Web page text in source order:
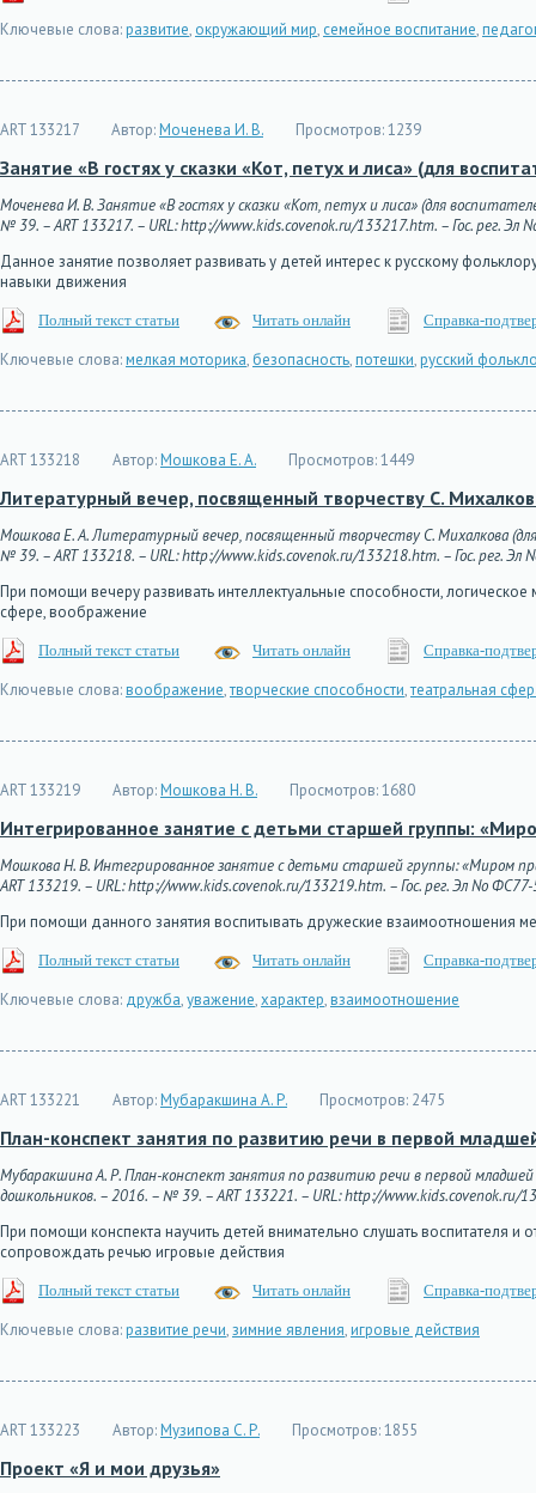
Ключевые слова:развитие, окружающий мир, семейное воспитание,
ART 133217 Автор:Моченева И. В. Просмотров:1239
Занятие «В гостях у сказки «Кот, петух и лиса» (для
Моченева И. В. Занятие «В гостях у сказки «Кот, петух и лиса» (для
№ 39. – ART 133217. – URL: http://www.kids.covenok.ru/133217.htm. – Гос. рег. Эл
Данное занятие позволяет развивать у детей интерес к русскому
навыки движения
Полный текст статьи Читать онлайн Справка-
Ключевые слова:мелкая моторика,безопасность,потешки,русский
ART 133218 Автор:Мошкова Е. А. Просмотров:1449
Литературный вечер, посвященный творчеству С.
Мошкова Е. А. Литературный вечер, посвященный творчеству С. Михалкова
№ 39. – ART 133218. – URL: http://www.kids.covenok.ru/133218.htm. – Гос. рег. Эл
При помощи вечеру развивать интеллектуальные способности,
сфере, воображение
Полный текст статьи Читать онлайн Справка-
Ключевые слова:воображение,творческие способности,театральная
ART 133219 Автор:Мошкова Н. В. Просмотров:1680
Интегрированное занятие с детьми старшей группы:
Мошкова Н. В. Интегрированное занятие с детьми старшей группы: «Миром
ART 133219. – URL: http://www.kids.covenok.ru/133219.htm. – Гос. рег. Эл No
При помощи данного занятия воспитывать дружеские взаимоотношения
Полный текст статьи Читать онлайн Справка-
Ключевые слова: дружба,уважение,характер,взаимоотношение
ART 133221 Автор:Мубаракшина А. Р. Просмотров: 2475
План-конспект занятия по развитию речи в первой
Мубаракшина А. Р. План-конспект занятия по развитию речи в первой
дошкольников. – 2016. – № 39. – ART 133221. – URL: http://www.kids.covenok.ru/
При помощи конспекта научить детей внимательно слушать воспитателя
сопровождать речью игровые действия
Полный текст статьи Читать онлайн Справка-
Ключевые слова:развитие речи,зимние явления,игровые действия
ART 133223 Автор:Музипова С. Р. Просмотров:1855
Проект «Я и мои друзья»